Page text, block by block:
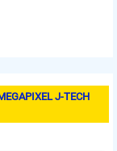
J-TECH